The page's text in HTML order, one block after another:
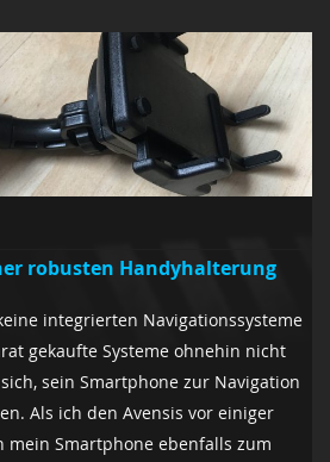
robusten Handyhalterung
integrierten Navigationssysteme
gekaufte Systeme ohnehin nicht
sein Smartphone zur Navigation
Als ich den Avensis vor einiger
mein Smartphone ebenfalls zum